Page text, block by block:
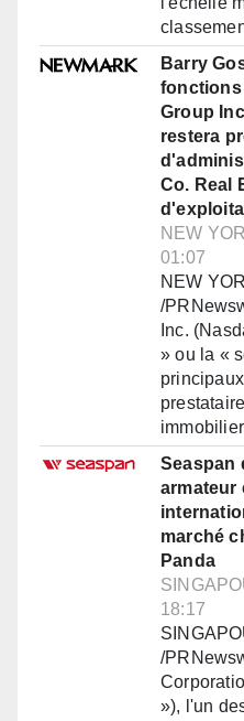
Barry
fonctions
Group
restera
Co. Real
NEW
01:07
NEW
/
Inc.
» ou la «
Seaspan
armateur
marché
Panda
18:17
/
»), l'un